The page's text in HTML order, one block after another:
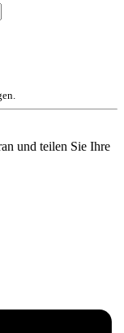
oder im Bad
auf dem
Produktes gegen
und teilen Sie Ihre